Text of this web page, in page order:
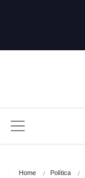
Home Política